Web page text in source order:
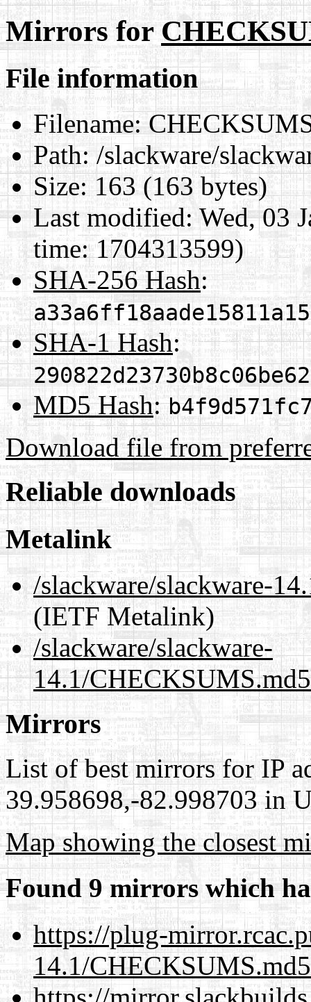
Mirrors for
File information
Filename:
Path:/slackware/
Size:163 (163 bytes)
Last modified: Wed, 03
time: 1704313599)
SHA-256 Hash:
SHA-1 Hash:
MD5 Hash:
Download file from
Reliable downloads
Metalink
/slackware/slackware-
(IETF Metalink)
/slackware/slackware-
14.1/
Mirrors
List of best mirrors for IP
39.958698,-82.998703 in
Map showing the closest
Found 9 mirrors which
https://plug-
14.1/